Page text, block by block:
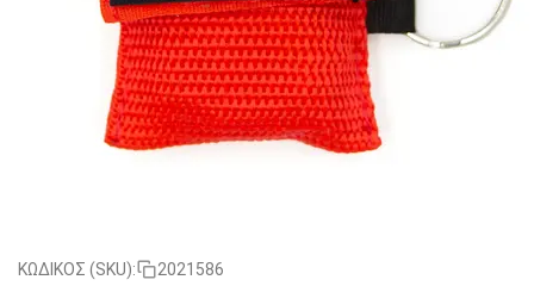
ΚΩΔΙΚΟΣ (SKU): 2021586